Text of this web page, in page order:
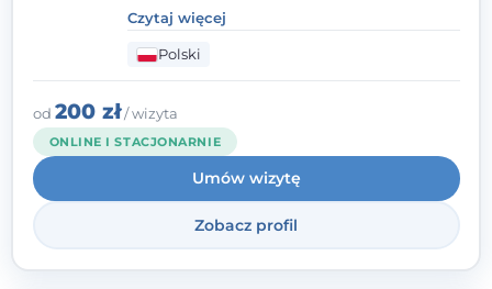
szkolenia. Pracuję z dorosłymi, którzy
szukają wsparcia w trudnych momentach -
w obliczu lęku, przewlekłego stresu,
natłoku myśli, obniżonego nastroju,
wypalenia czy kryzysu, a także po prostu
chcą lepiej poznać siebie.
Czytaj więcej
Polski
od 200 zł/ wizyta
ONLINE I STACJONARNIE
Umów wizytę
Zobacz profil